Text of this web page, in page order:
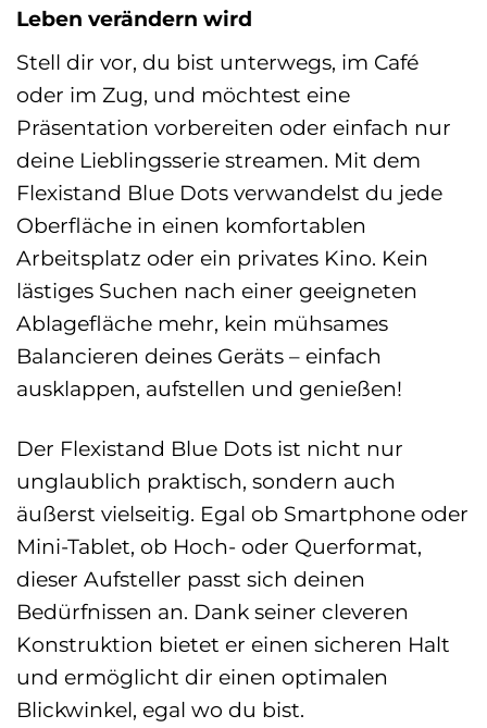
Leben verändern wird
Stell dir vor, du bist unterwegs, im Café
oder im Zug, und möchtest eine
Präsentation vorbereiten oder einfach nur
deine Lieblingsserie streamen. Mit dem
Flexistand Blue Dots verwandelst du jede
Oberfläche in einen komfortablen
Arbeitsplatz oder ein privates Kino. Kein
lästiges Suchen nach einer geeigneten
Ablagefläche mehr, kein mühsames
Balancieren deines Geräts – einfach
ausklappen, aufstellen und genießen!
Der Flexistand Blue Dots ist nicht nur
unglaublich praktisch, sondern auch
äußerst vielseitig. Egal ob Smartphone oder
Mini-Tablet, ob Hoch- oder Querformat,
dieser Aufsteller passt sich deinen
Bedürfnissen an. Dank seiner cleveren
Konstruktion bietet er einen sicheren Halt
und ermöglicht dir einen optimalen
Blickwinkel, egal wo du bist.